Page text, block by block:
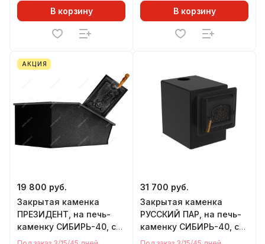
В корзину В корзину
АКЦИЯ
19 800 руб.
Закрытая каменка
ПРЕЗИДЕНТ, на печь-
каменку СИБИРЬ-40, с
дверцей
31 700 руб.
Закрытая каменка
РУССКИЙ ПАР, на печь-
каменку СИБИРЬ-40, с
дверцей